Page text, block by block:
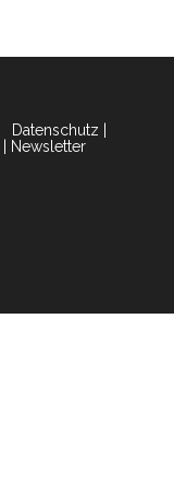
Datenschutz
Newsletter